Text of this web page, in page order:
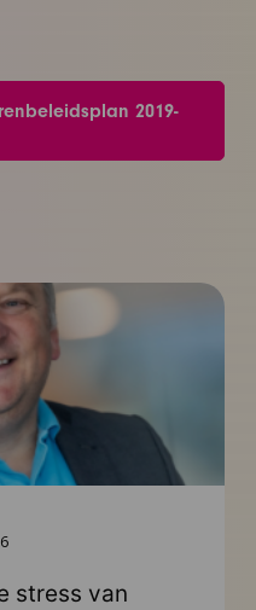
2019-
stress van